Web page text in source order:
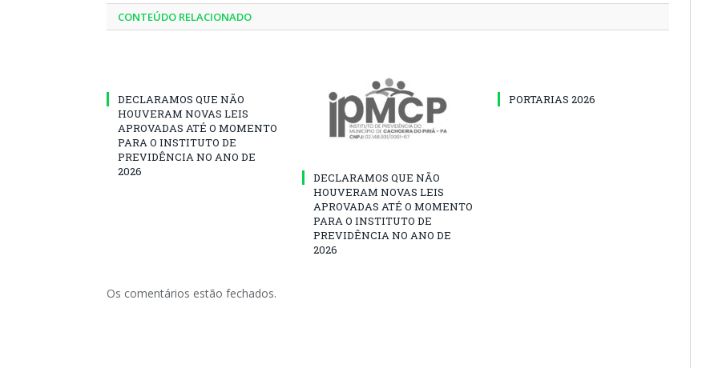
CONTEÚDO RELACIONADO
DECLARAMOS QUE NÃO
HOUVERAM NOVAS LEIS
APROVADAS ATÉ O MOMENTO
PARA O INSTITUTO DE
PREVIDÊNCIA NO ANO DE
2026
DECLARAMOS QUE NÃO
HOUVERAM NOVAS LEIS
APROVADAS ATÉ O MOMENTO
PARA O INSTITUTO DE
PREVIDÊNCIA NO ANO DE
2026
PORTARIAS 2026
Os comentários estão fechados.